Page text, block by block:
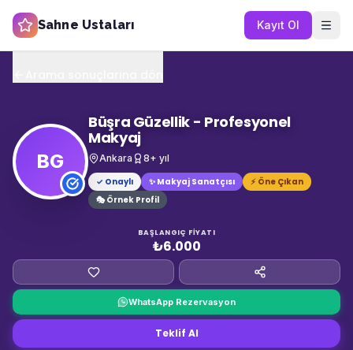
Sahne Ustaları Kayıt Ol
BG
Büşra Güzellik - Profesyonel
Makyaj
Ankara 8+ yıl
✓ Onaylı
✨ Makyaj Sanatçısı
⚡ Öne Çıkan
🎭 Örnek Profil
BAŞLANGIÇ FIYATI
₺6.000
WhatsApp Rezervasyon
Teklif Al